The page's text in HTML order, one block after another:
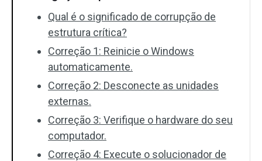
Qual é o significado de corrupção de
estrutura crítica?
Correção 1: Reinicie o Windows
automaticamente.
Correção 2: Desconecte as unidades
externas.
Correção 3: Verifique o hardware do seu
computador.
Correção 4: Execute o solucionador de